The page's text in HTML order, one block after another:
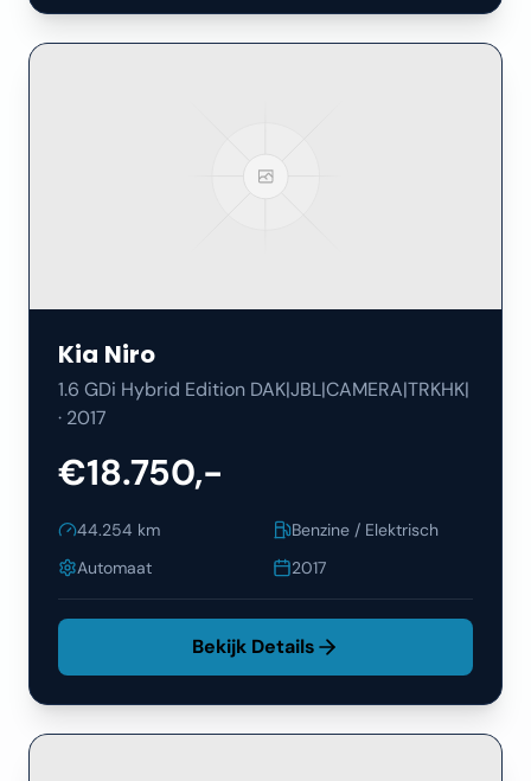
Kia Niro
1.6 GDi Hybrid Edition DAK|JBL|CAMERA|TRKHK|
· 2017
€18.750,-
44.254 km
Benzine / Elektrisch
Automaat
2017
Bekijk Details